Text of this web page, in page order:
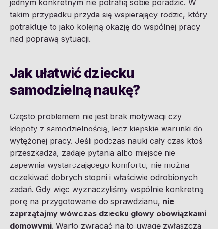
jednym konkretnym nie potrafią sobie poradzić. W
takim przypadku przyda się wspierający rodzic, który
potraktuje to jako kolejną okazję do wspólnej pracy
nad poprawą sytuacji.
Jak ułatwić dziecku
samodzielną naukę?
Często problemem nie jest brak motywacji czy
kłopoty z samodzielnością, lecz kiepskie warunki do
wytężonej pracy. Jeśli podczas nauki cały czas ktoś
przeszkadza, zadaje pytania albo miejsce nie
zapewnia wystarczającego komfortu, nie można
oczekiwać dobrych stopni i właściwie odrobionych
zadań. Gdy więc wyznaczyliśmy wspólnie konkretną
porę na przygotowanie do sprawdzianu, nie
zaprzątajmy wówczas dziecku głowy obowiązkami
domowymi. Warto zwracać na to uwagę zwłaszcza